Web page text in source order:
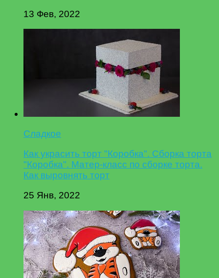
13 Фев, 2022
Сладкое
Как украсить торт "Коробка". Сборка торта
"Коробка". Матер-класс по сборке торта.
Как выровнять торт
25 Янв, 2022